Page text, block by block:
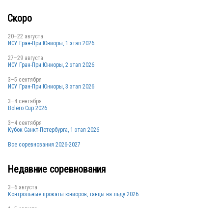
Скоро
20–22 августа
ИСУ Гран-При Юниоры, 1 этап 2026
27–29 августа
ИСУ Гран-При Юниоры, 2 этап 2026
3–5 сентября
ИСУ Гран-При Юниоры, 3 этап 2026
3–4 сентября
Bolero Cup 2026
3–4 сентября
Кубок Санкт-Петербурга, 1 этап 2026
Все соревнования 2026-2027
Недавние соревнования
3–6 августа
Контрольные прокаты юниоров, танцы на льду 2026